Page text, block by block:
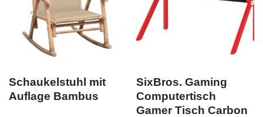
Schaukelstuhl mit
Auflage Bambus
SixBros. Gaming
Computertisch
Gamer Tisch Carbon